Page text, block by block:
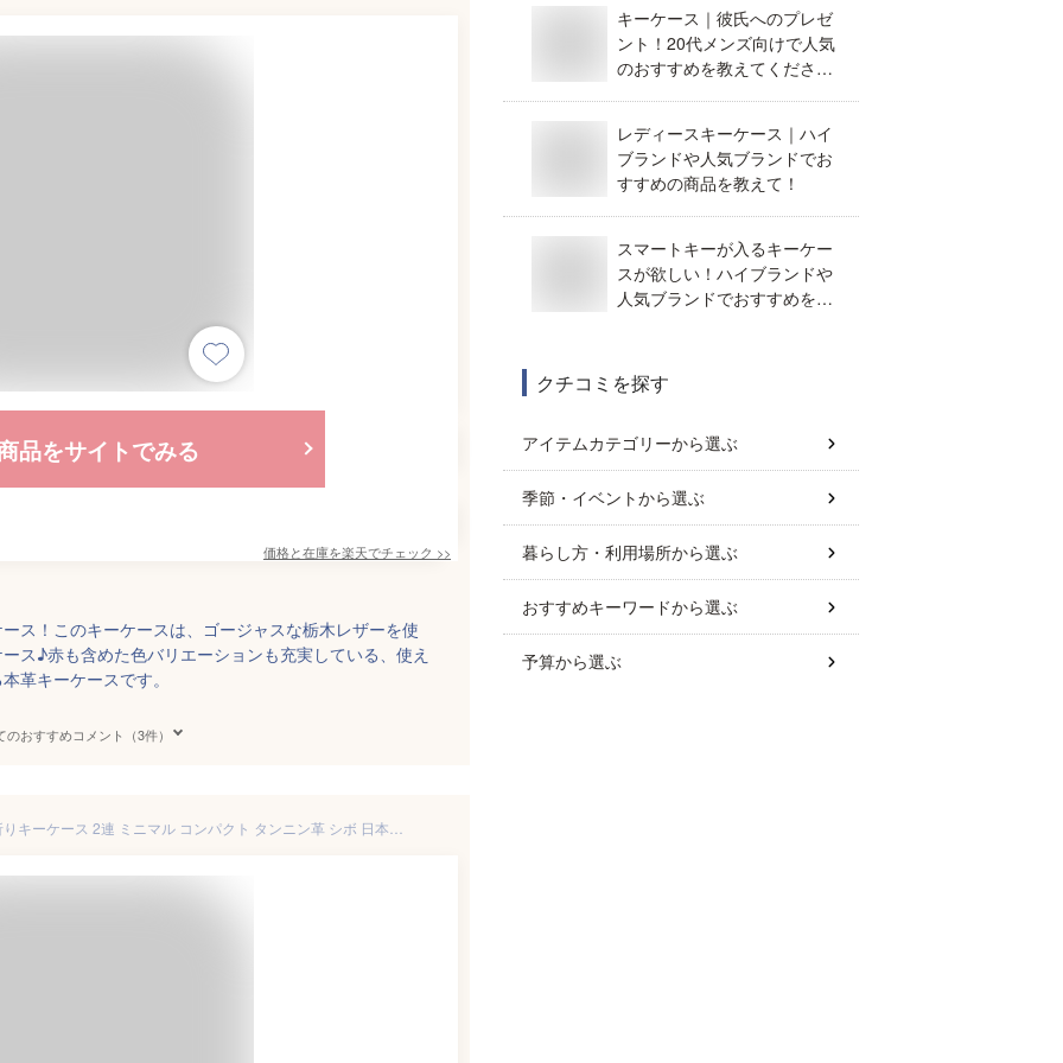
品をサイトでみる
価格と在庫を楽天でチェック >>
ス！このキーケースは、ゴージャスな栃木レザーを使
ス♪赤も含めた色バリエーションも充実している、使え
革キーケースです。
のおすすめコメント（3件）
キーケース｜彼氏へのプレゼ
ント！20代メンズ向けで人気
のおすすめを教えてくださ
レディースキーケース｜ハイ
ブランドや人気ブランドでお
すすめの商品を教えて！
スマートキーが入るキーケー
スが欲しい！ハイブランドや
人気ブランドでおすすめを教
クチコミを探す
アイテムカテゴリーから選ぶ
季節・イベントから選ぶ
暮らし方・利用場所から選ぶ
おすすめキーワードから選ぶ
予算から選ぶ